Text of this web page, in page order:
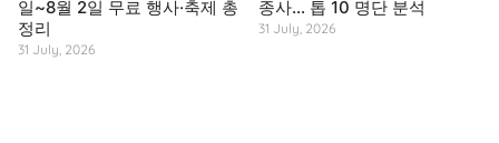
일~8월 2일 무료 행사·축제 총
정리
31 July, 2026
종사… 톱 10 명단 분석
31 July, 2026